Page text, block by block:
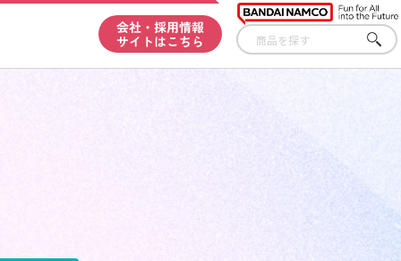
会社・採用情報
サイトはこちら
さが
す